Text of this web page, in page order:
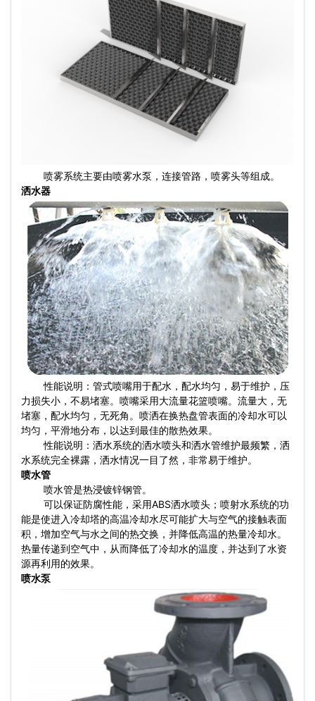
喷雾系统主要由喷雾水泵，连接管路，喷雾头等组成。
洒水器
性能说明：管式喷嘴用于配水，配水均匀，易于维护，压
力损失小，不易堵塞。喷嘴采用大流量花篮喷嘴。流量大，无
堵塞，配水均匀，无死角。喷洒在换热盘管表面的冷却水可以
均匀，平滑地分布，以达到最佳的散热效果。
性能说明：洒水系统的洒水喷头和洒水管维护最频繁，洒
水系统完全裸露，洒水情况一目了然，非常易于维护。
喷水管
喷水管是热浸镀锌钢管。
可以保证防腐性能，采用ABS洒水喷头；喷射水系统的功
能是使进入冷却塔的高温冷却水尽可能扩大与空气的接触表面
积，增加空气与水之间的热交换，并降低高温的热量冷却水。
热量传递到空气中，从而降低了冷却水的温度，并达到了水资
源再利用的效果。
喷水泵